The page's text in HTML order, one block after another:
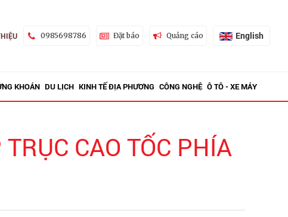
0985698786 Đặt báo Quảng cáo English
KHOÁN DU LỊCH KINH TẾ ĐỊA PHƯƠNG CÔNG NGHỆ Ô TÔ - XE MÁY
CAO TỐC PHÍA